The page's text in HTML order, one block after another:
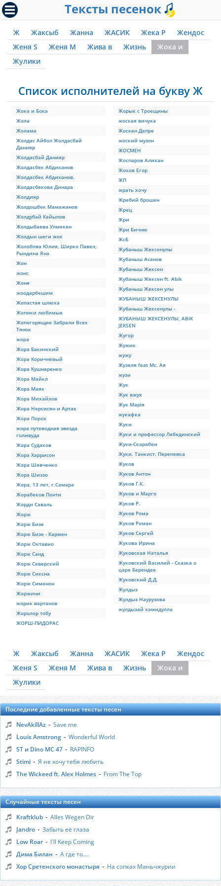
Тексты песенок
Ж Жаксыб Жанна ЖАСИК Жека Р
Жендос
Женя S
Женя М Жива в Жизнь
Жока и
Жулики
Список исполнителей на букву Ж
Жока и Бока
Жола
Жолама
Жолдас Айбол Жолдасбай
Данияр
Жолдасбай Данияр
Жолдасбек Абдиханов
Жолдасбек Абдиханов.
Жолдасбекова Динара
Жолдияр
Жолдошбек Мамажанов
Жолдубай Кайыпов
Жолдыбаева Улмекен
Жолдын шеги жок
Жолобова Юлия, Ширко Павел,
Рындина Яна
Жон
жонс
Жоня
жоодарбешим
Жопастая шлюха
Жопики любимые
Жопогорящие Забрали Всех
Тянок
жора
Жора Бакинский
Жора Коричневый
Жора Кушнаренко
Жора Майкл
Жора Маяк
Жора Михайлов
Жора Нерсисян и Артак
Жора Порох
жора путеводная звезда
голивуда
Жора Судаков
Жора Харрисон
Жора Шевченко
Жора Шиззо
Жора, 13 лет, г.Самара
Жорабеков Понти
Жорди Саваль
Жорж
Жорж Бизе
Жорж Бизе - Кармен
Жорж Октавио
Жорж Санд
Жорж Северский
Жорж Сиксна
Жорж Сименон
Жоржини
жорик вартанов
Жоролор тобу
ЖОРШ-ПИДОРАС
Жорык с Троещины
жоская вичуха
Жоскен Депре
жоский музон
ЖОСМЕН
Жоспаров Алихан
Жохов Егор
ЖП
жрать хочу
Жребий брошен
Жрец
Жри
Жри Бичню
ЖсБ
Жубаныш Жексенулы
Жубаныш Асанов
Жубаныш Жексен
Жубаныш Жексен ft. Abik
Жубаныш Жексен улы
ЖУБАНЫШ ЖЕКСЕНУЛЫ
Жубаныш Жексенулы -
ЖУБАНЫШ ЖЕКСЕНУЛЫ, ABIK
JEKSEN
Жугор
Жужик
жужу
Жузеля feat Мс. Ая
жузи
Жук
Жук вжух
Жук Марія
жукафка
Жуки
Жуки и профессор Лебединский
Жуки-Скарабеи
Жуки. Танкист. Перепевка
Жуков
Жуков Антон
Жуков Г.К.
Жуков и Марго
Жуков Р.
Жуков Рома
Жуков Роман
Жуков Сергей
Жукова Ирина
Жуковская Наталья
Жуковский Василий - Сказка о
царе Берендее
Жуковский Д.Д.
Жулдыз
Жулдыз Наурузова
жулдызай хамидулла
Ж Жаксыб Жанна ЖАСИК Жека Р
Жендос
Женя S
Женя М Жива в Жизнь
Жока и
Жулики
Последние добавленные тексты песен
NevAkillAz - Save me
Louis Amstrong - Wonderful World
ST и Dino MC 47 - RAPINFO
Stimi - Я не хочу тебя любить
The Wickeed ft. Alex Holmes - From The Top
Случайные тексты песен
Kraftklub - Alles Wegen Dir
Jandro - Забыть её глаза
Low Roar - I'll Keep Coming
Дима Билан - А где то....
Хор Сретенского монастыря - На сопках Маньчжурии